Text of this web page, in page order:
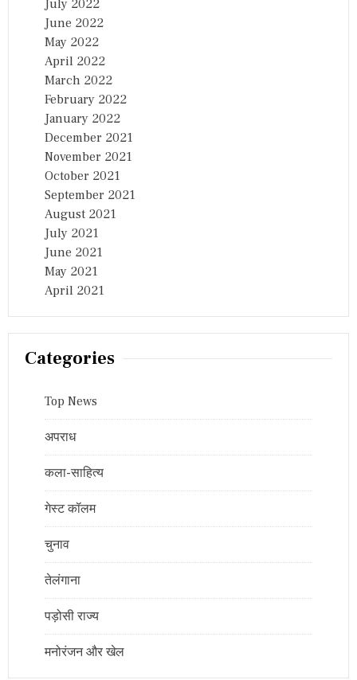
July 2022
June 2022
May 2022
April 2022
March 2022
February 2022
January 2022
December 2021
November 2021
October 2021
September 2021
August 2021
July 2021
June 2021
May 2021
April 2021
Categories
Top News
अपराध
कला-साहित्य
गेस्ट कॉलम
चुनाव
तेलंगाना
पड़ोसी राज्य
मनोरंजन और खेल